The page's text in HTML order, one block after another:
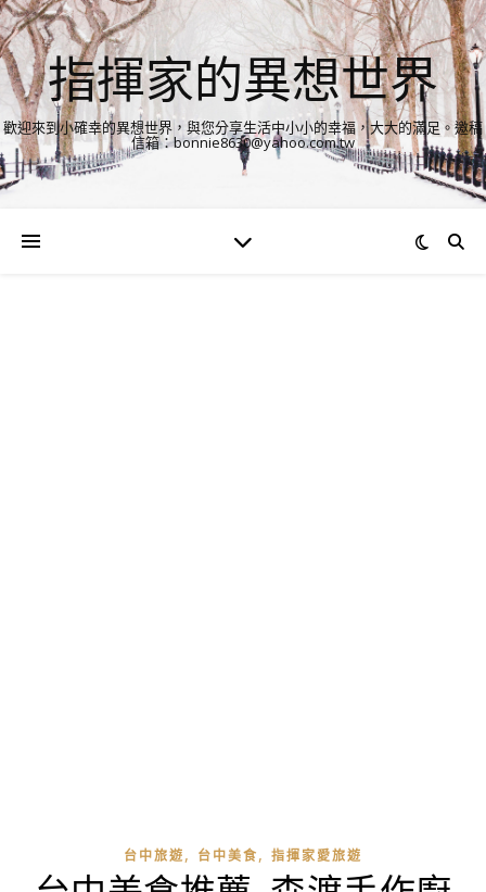
指揮家的異想世界
歡迎來到小確幸的異想世界，與您分享生活中小小的幸福，大大的滿足。邀稿
信箱：bonnie8630@yahoo.com.tw
台中旅遊, 台中美食, 指揮家愛旅遊